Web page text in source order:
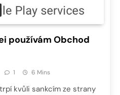
používám Obchod
1 6 Mins
kvůli sankcím ze strany